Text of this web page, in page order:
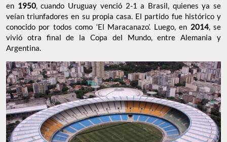
en 1950, cuando Uruguay venció 2-1 a Brasil, quienes ya se
veían triunfadores en su propia casa. El partido fue histórico y
conocido por todos como ‘El Maracanazo’. Luego, en 2014, se
vivió otra final de la Copa del Mundo, entre Alemania y
Argentina.